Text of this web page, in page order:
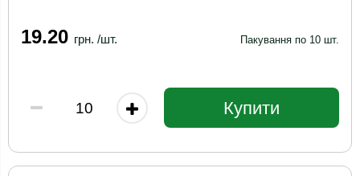
19.20 грн. /шт. Пакування по 10 шт.
Купити